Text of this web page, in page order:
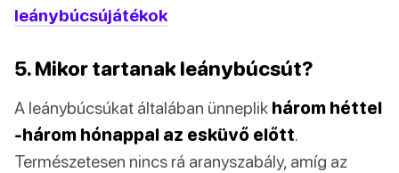
leánybúcsújátékok
5. Mikor tartanak leánybúcsút?
A leánybúcsúkat általában ünneplik három héttel
-három hónappal az esküvő előtt.
Természetesen nincs rá aranyszabály, amíg az